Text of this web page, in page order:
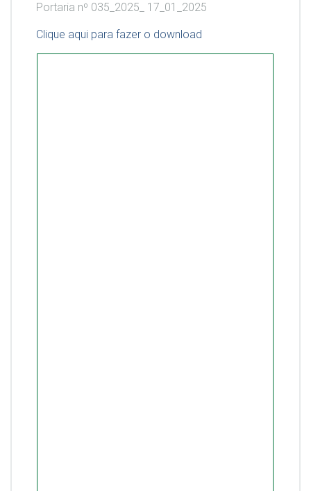
Portaria nº 035_2025_ 17_01_2025
Clique aqui para fazer o download